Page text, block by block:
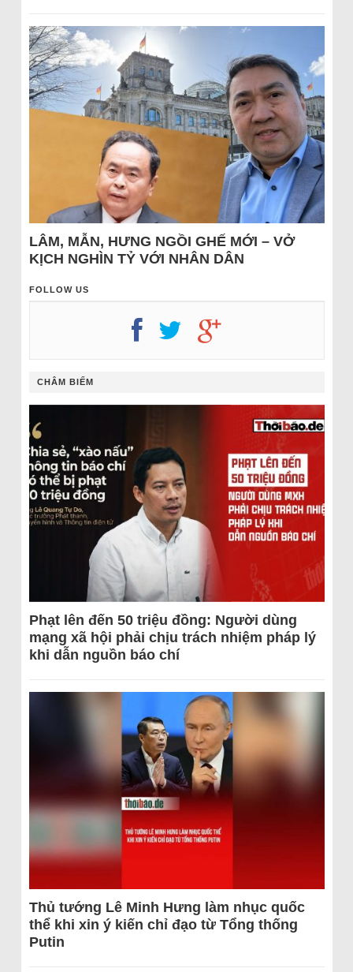
LÂM, MẪN, HƯNG NGỒI GHẾ MỚI – VỞ
KỊCH NGHÌN TỶ VỚI NHÂN DÂN
FOLLOW US
CHÂM BIẾM
Phạt lên đến 50 triệu đồng: Người dùng
mạng xã hội phải chịu trách nhiệm pháp lý
khi dẫn nguồn báo chí
Thủ tướng Lê Minh Hưng làm nhục quốc
thể khi xin ý kiến chỉ đạo từ Tổng thống
Putin